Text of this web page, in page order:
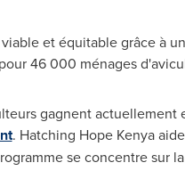
et équitable grâce à
46 000 ménages
gagnent actuellement
. Hatching Hope Kenya
se concentre sur